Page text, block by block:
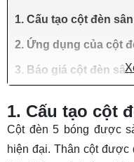
1. Cấu tạo cột đèn
2. Ứng dụng của cột
3. Báo giá cột đèn
1. Cấu tạo cột
Cột đèn 5 bóng được
hiện đại. Thân cột được